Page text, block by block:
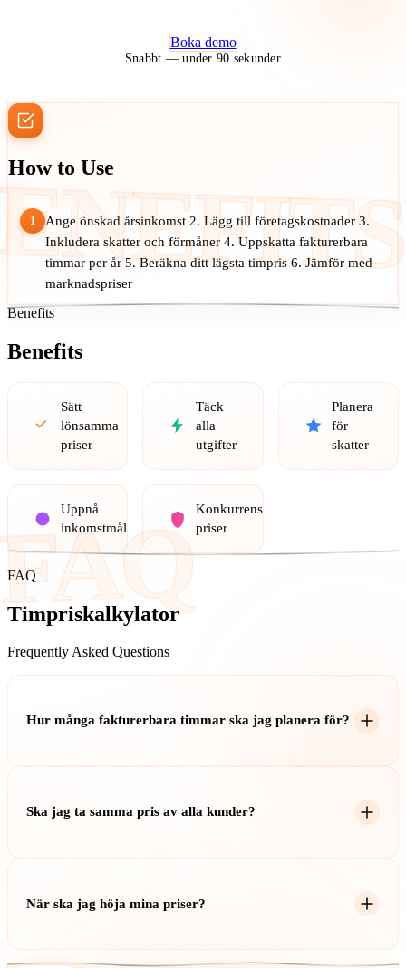
Boka demo
Snabbt — under 90 sekunder
How to Use
1
Ange önskad årsinkomst 2. Lägg till företagskostnader 3.
Inkludera skatter och förmåner 4. Uppskatta fakturerbara
timmar per år 5. Beräkna ditt lägsta timpris 6. Jämför med
marknadspriser
Benefits
Benefits
Sätt
lönsamma
priser
Täck
alla
utgifter
Planera
för
skatter
Uppnå
inkomstmål
Konkurrenskraftiga
priser
FAQ
Timpriskalkylator
Frequently Asked Questions
Hur många fakturerbara timmar ska jag planera för?
marknadsföring, semester och sjukdom.
Ska jag ta samma pris av alla kunder?
för brådskande arbete, specialiserad expertis eller kunder med större
budgetar.
När ska jag höja mina priser?
Höj årligen med inflationen, när efterfrågan överstiger kapaciteten,